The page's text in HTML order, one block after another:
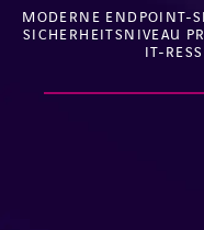
MODERNE ENDPOINT-
SICHERHEITSNIVEAU
IT-